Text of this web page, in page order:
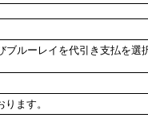
ブルーレイを代引き支払を選
ます。